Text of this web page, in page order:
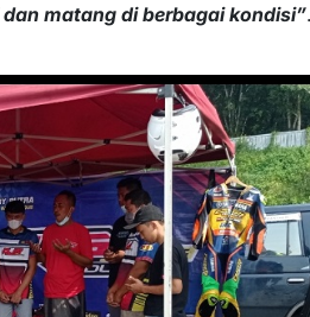
matang di berbagai kondisi”.